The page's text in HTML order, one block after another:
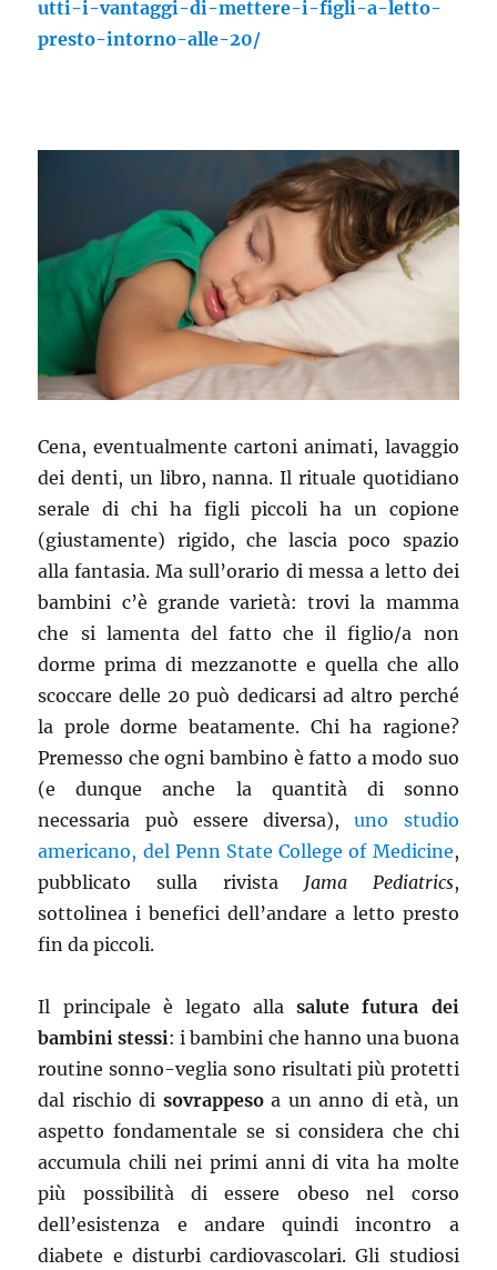
utti-i-vantaggi-di-mettere-i-figli-a-letto-
presto-intorno-alle-20/
Cena, eventualmente cartoni animati, lavaggio
dei denti, un libro, nanna. Il rituale quotidiano
serale di chi ha figli piccoli ha un copione
(giustamente) rigido, che lascia poco spazio
alla fantasia. Ma sull’orario di messa a letto dei
bambini c’è grande varietà: trovi la mamma
che si lamenta del fatto che il figlio/a non
dorme prima di mezzanotte e quella che allo
scoccare delle 20 può dedicarsi ad altro perché
la prole dorme beatamente. Chi ha ragione?
Premesso che ogni bambino è fatto a modo suo
(e dunque anche la quantità di sonno
necessaria può essere diversa),uno studio
americano, del Penn State College of Medicine,
pubblicato sulla rivista Jama Pediatrics,
sottolinea i benefici dell’andare a letto presto
fin da piccoli.
Il principale è legato allasalute futura dei
bambini stessi: i bambini che hanno una buona
routine sonno-veglia sono risultati più protetti
dal rischio di sovrappesoa un anno di età, un
aspetto fondamentale se si considera che chi
accumula chili nei primi anni di vita ha molte
più possibilità di essere obeso nel corso
dell’esistenza e andare quindi incontro a
diabete e disturbi cardiovascolari. Gli studiosi